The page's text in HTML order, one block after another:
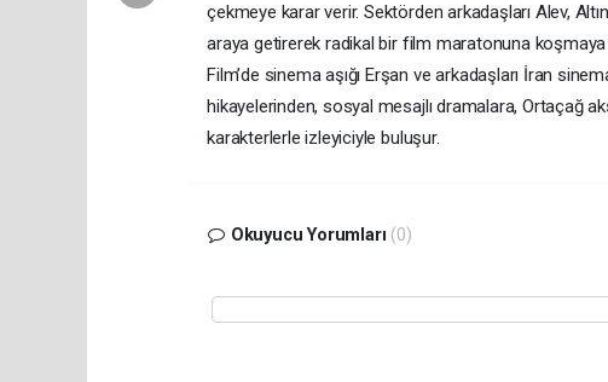
çekmeye karar verir. Sektörden arkadaşları Alev,
araya getirerek radikal bir film maratonuna koşmaya
Film’de sinema aşığı Erşan ve arkadaşları İran
hikayelerinden, sosyal mesajlı dramalara, Ortaçağ
karakterlerle izleyiciyle buluşur.
Okuyucu Yorumları (0)